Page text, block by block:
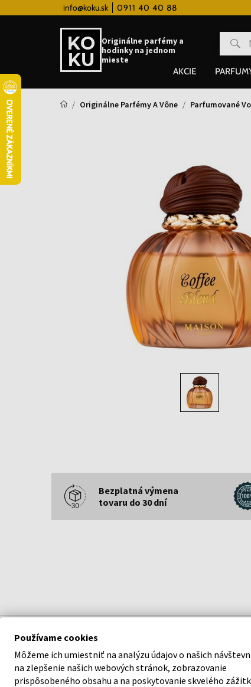
info@koku.sk 0911 40 40 88Vernostný systém
Originálne parfémy a
hodinky na jednom
mieste
AKCIE
Originálne Parfémy A Vône Parfumované
Bezplatná výmena
tovaru do 30 dní
POPIS
Používame cookies
Môžeme ich umiestniť na analýzu údajov o našich
na zlepšenie našich webových stránok, zobrazovanie
prispôsobeného obsahu a na poskytovanie skvelého